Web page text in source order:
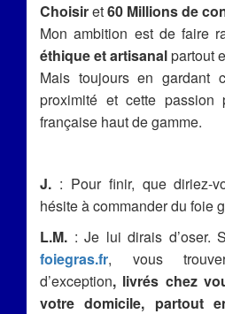
Choisiret60 Millions de
Mon ambition est de faire
éthique et artisanalpartout
Mais toujours en gardant
proximité et cette passion
française haut de gamme.
J. : Pour finir, que diriez-
hésite à commander du foie
L.M. : Je lui dirais d’oser.
foiegras.fr, vous
d’exception, livrés chez
votre domicile, partout